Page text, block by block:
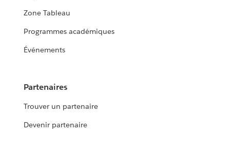
Zone Tableau
Programmes académiques
Événements
Partenaires
Trouver un partenaire
Devenir partenaire